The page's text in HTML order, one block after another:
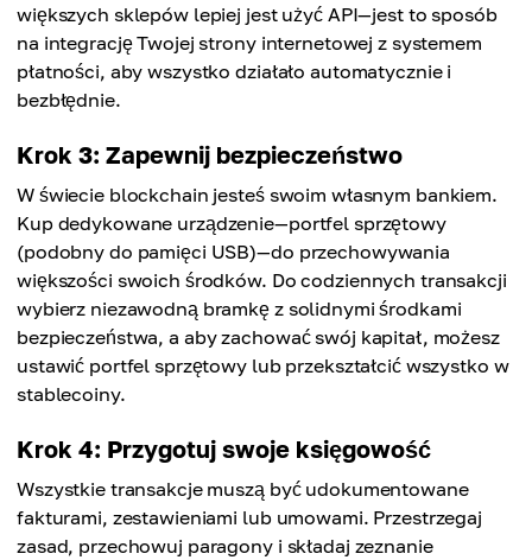
większych sklepów lepiej jest użyć API—jest to sposób
na integrację Twojej strony internetowej z systemem
płatności, aby wszystko działało automatycznie i
bezbłędnie.
Krok 3: Zapewnij bezpieczeństwo
W świecie blockchain jesteś swoim własnym bankiem.
Kup dedykowane urządzenie—portfel sprzętowy
(podobny do pamięci USB)—do przechowywania
większości swoich środków. Do codziennych transakcji
wybierz niezawodną bramkę z solidnymi środkami
bezpieczeństwa, a aby zachować swój kapitał, możesz
ustawić portfel sprzętowy lub przekształcić wszystko w
stablecoiny.
Krok 4: Przygotuj swoje księgowość
Wszystkie transakcje muszą być udokumentowane
fakturami, zestawieniami lub umowami. Przestrzegaj
zasad, przechowuj paragony i składaj zeznanie